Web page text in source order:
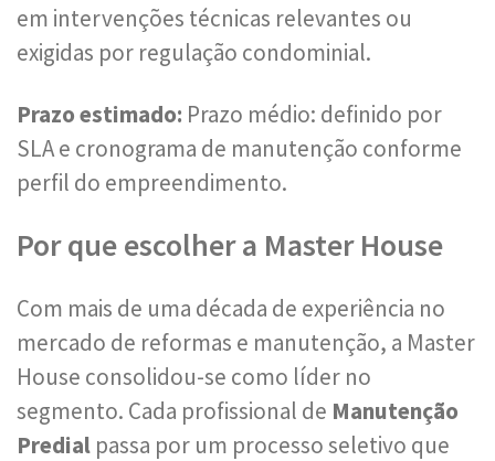
em intervenções técnicas relevantes ou
exigidas por regulação condominial.
Prazo estimado: Prazo médio: definido por
SLA e cronograma de manutenção conforme
perfil do empreendimento.
Por que escolher a Master House
Com mais de uma década de experiência no
mercado de reformas e manutenção, a Master
House consolidou-se como líder no
segmento. Cada profissional de Manutenção
Predial passa por um processo seletivo que